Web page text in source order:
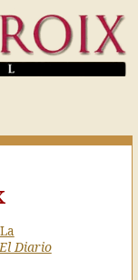
El Diario